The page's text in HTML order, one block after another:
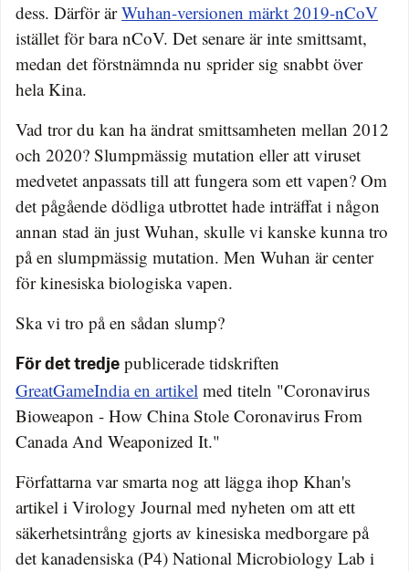
dess. Därför ärWuhan-versionen märkt 2019-nCoV
istället för bara nCoV. Det senare är inte smittsamt,
medan det förstnämnda nu sprider sig snabbt över
hela Kina.
Vad tror du kan ha ändrat smittsamheten mellan 2012
och 2020? Slumpmässig mutation eller att viruset
medvetet anpassats till att fungera som ett vapen? Om
det pågående dödliga utbrottet hade inträffat i någon
annan stad än just Wuhan, skulle vi kanske kunna tro
på en slumpmässig mutation. Men Wuhan är center
för kinesiska biologiska vapen.
Ska vi tro på en sådan slump?
För det tredje publicerade tidskriften
GreatGameIndia en artikel med titeln "Coronavirus
Bioweapon - How China Stole Coronavirus From
Canada And Weaponized It."
Författarna var smarta nog att lägga ihop Khan's
artikel i Virology Journal med nyheten om att ett
säkerhetsintrång gjorts av kinesiska medborgare på
det kanadensiska (P4) National Microbiology Lab i